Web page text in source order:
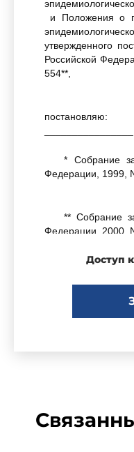
и Положения о
утвержденного
Российской
554**,
постановляю:
* Собрание
Федерации, 1999,
** Собрание
Федерации, 2000,
1. Ввести в
Доступ